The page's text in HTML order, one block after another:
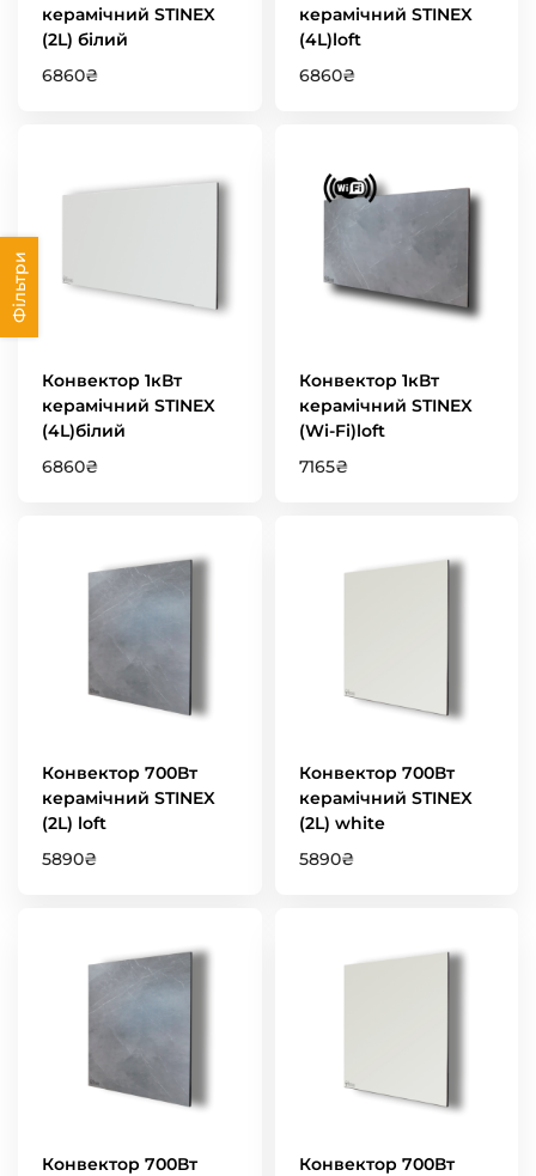
Фільтри
керамічний STINEX
(2L) білий
6860₴
керамічний STINEX
(4L)loft
6860₴
Конвектор 1кВт
керамічний STINEX
(4L)білий
6860₴
Конвектор 1кВт
керамічний STINEX
(Wi-Fi)loft
7165₴
Конвектор 700Вт
керамічний STINEX
(2L) loft
5890₴
Конвектор 700Вт
керамічний STINEX
(2L) white
5890₴
Конвектор 700Вт
Конвектор 700Вт